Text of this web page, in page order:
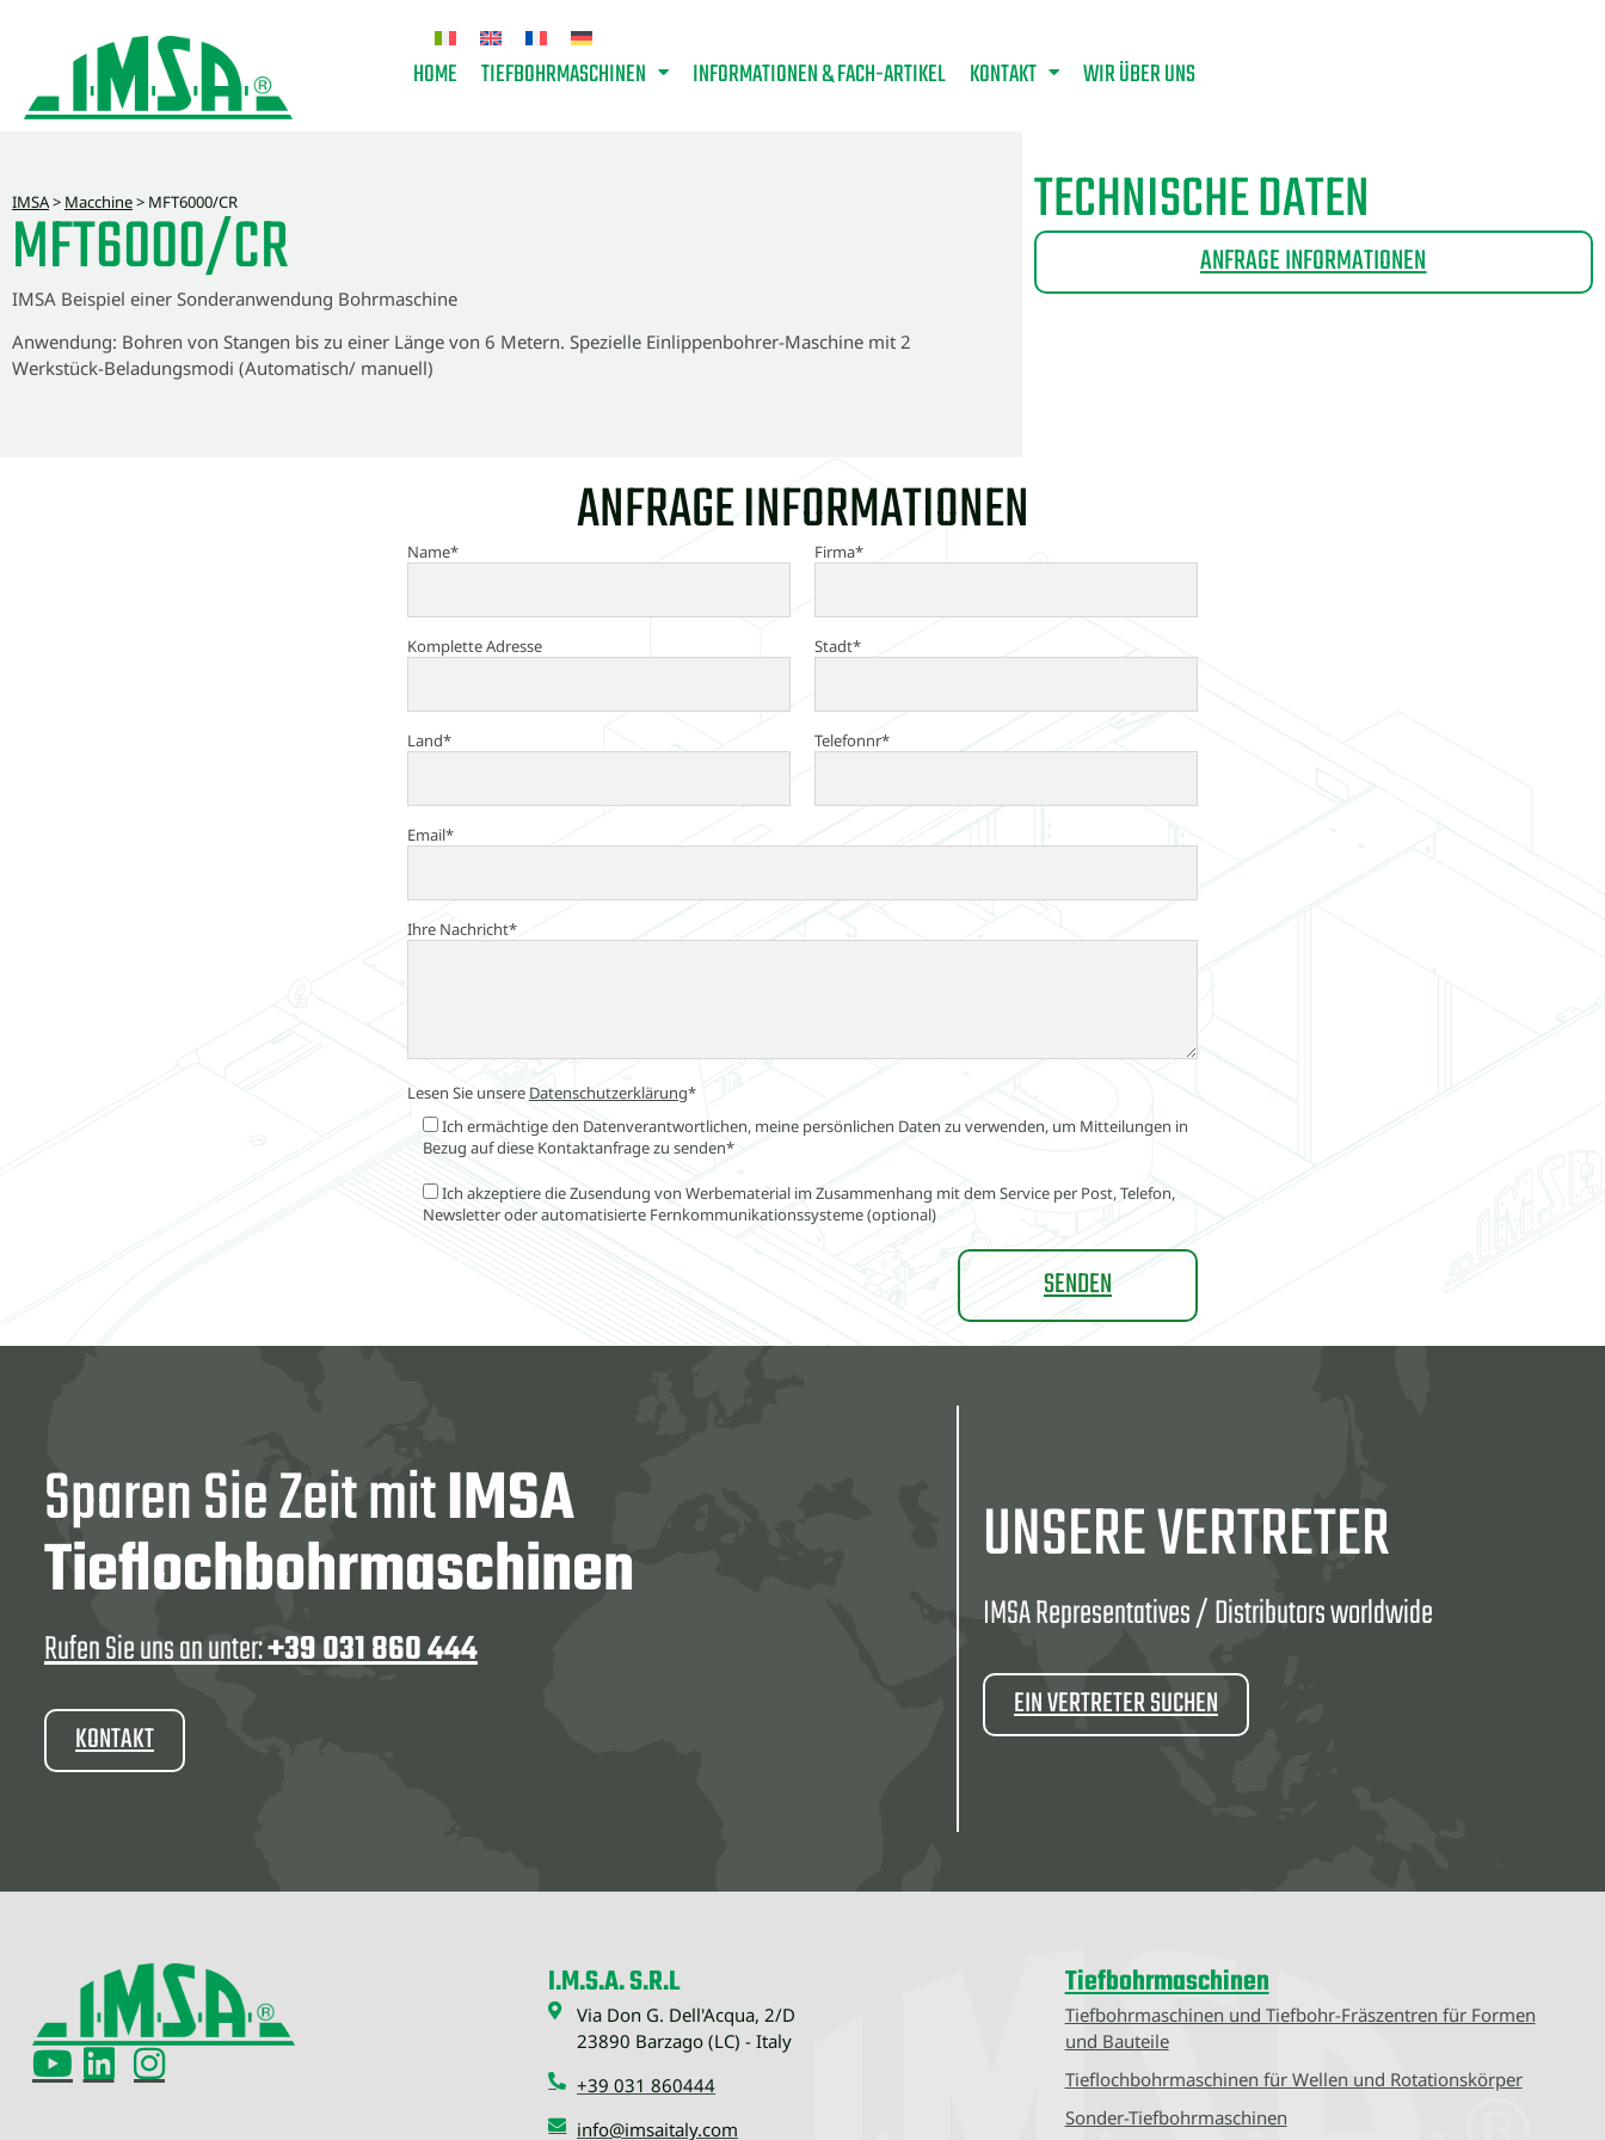
HOME TIEFBOHRMASCHINEN INFORMATIONEN & FACH-ARTIKEL KONTAKT WIR ÜBER UNS
IMSA> Macchine> MFT6000/CR
MFT6000/CR
IMSA Beispiel einer Sonderanwendung Bohrmaschine
Anwendung: Bohren von Stangen bis zu einer Länge von 6 Metern. Spezielle Einlippenbohrer-Maschine mit 2
Werkstück-Beladungsmodi (Automatisch/ manuell)
TECHNISCHE DATEN
ANFRAGE INFORMATIONEN
ANFRAGE INFORMATIONEN
Name* Firma*
Komplette Adresse Stadt*
Land* Telefonnr*
Email*
Ihre Nachricht*
Lesen Sie unsere Datenschutzerklärung*
Ich ermächtige den Datenverantwortlichen, meine persönlichen Daten zu verwenden, um Mitteilungen in
Bezug auf diese Kontaktanfrage zu senden*
Ich akzeptiere die Zusendung von Werbematerial im Zusammenhang mit dem Service per Post, Telefon,
Newsletter oder automatisierte Fernkommunikationssysteme (optional)
Sparen Sie Zeit mitIMSA
Tieflochbohrmaschinen
Rufen Sie uns an unter:+39 031 860 444
KONTAKT
UNSERE VERTRETER
IMSA Representatives / Distributors worldwide
EIN VERTRETER SUCHEN
I.M.S.A. S.R.L
Via Don G. Dell'Acqua, 2/D
23890 Barzago (LC) - Italy
+39 031 860444
info@imsaitaly.com
Tiefbohrmaschinen
Tiefbohrmaschinen und Tiefbohr-Fräszentren für Formen
und Bauteile
Tieflochbohrmaschinen für Wellen und Rotationskörper
Sonder-Tiefbohrmaschinen